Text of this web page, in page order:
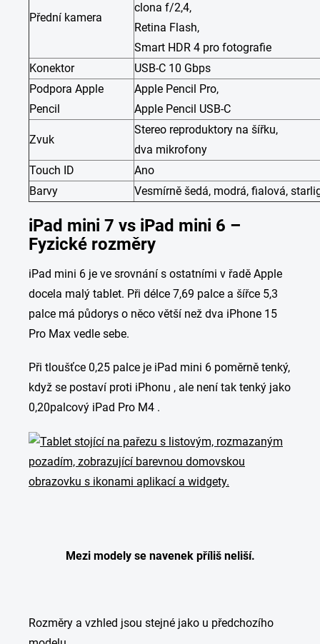
Přední kamera
clona f/2,4,
Retina Flash,
Smart HDR 4 pro fotografie
Konektor
USB-C 10 Gbps
Podpora Apple
Pencil
Apple Pencil Pro,
Apple Pencil USB-C
Zvuk
Stereo reproduktory na šířku,
dva mikrofony
Touch ID
Ano
Barvy
Vesmírně šedá, modrá, fialová,
iPad mini 7 vs iPad mini 6 –
Fyzické rozměry
iPad mini 6 je ve srovnání s ostatními v řadě Apple
docela malý tablet. Při délce 7,69 palce a šířce 5,3
palce má půdorys o něco větší než dva iPhone 15
Pro Max vedle sebe.
Při tloušťce 0,25 palce je iPad mini 6 poměrně tenký,
když se postaví proti iPhonu , ale není tak tenký jako
0,20palcový iPad Pro M4 .
Mezi modely se navenek příliš neliší.
Rozměry a vzhled jsou stejné jako u předchozího